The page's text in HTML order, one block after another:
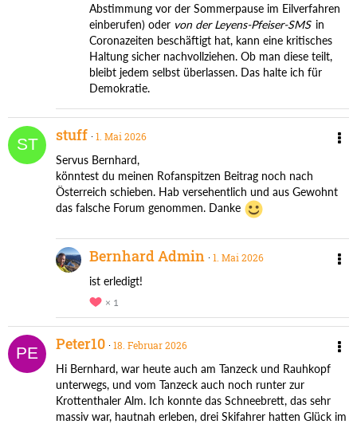
Abstimmung vor der Sommerpause im Eilverfahren
einberufen) oder von der Leyens-Pfeiser-SMS in
Coronazeiten beschäftigt hat, kann eine kritisches
Haltung sicher nachvollziehen. Ob man diese teilt,
bleibt jedem selbst überlassen. Das halte ich für
Demokratie.
stuff 1. Mai 2026
Servus Bernhard,
könntest du meinen Rofanspitzen Beitrag noch nach
Österreich schieben. Hab versehentlich und aus Gewohnt
das falsche Forum genommen. Danke
Bernhard Admin 1. Mai 2026
ist erledigt!
1
Peter10 18. Februar 2026
Hi Bernhard, war heute auch am Tanzeck und Rauhkopf
unterwegs, und vom Tanzeck auch noch runter zur
Krottenthaler Alm. Ich konnte das Schneebrett, das sehr
massiv war, hautnah erleben, drei Skifahrer hatten Glück im